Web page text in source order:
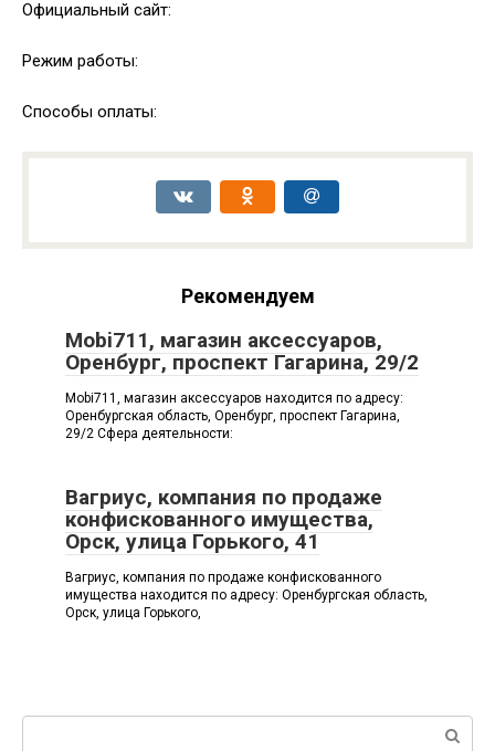
Официальный сайт:
Режим работы:
Способы оплаты:
Рекомендуем
Mobi711, магазин аксессуаров,
Оренбург, проспект Гагарина, 29/2
Mobi711, магазин аксессуаров находится по адресу:
Оренбургская область, Оренбург, проспект Гагарина,
29/2 Сфера деятельности:
Вагриус, компания по продаже
конфискованного имущества,
Орск, улица Горького, 41
Вагриус, компания по продаже конфискованного
имущества находится по адресу: Оренбургская область,
Орск, улица Горького,
Поиск: